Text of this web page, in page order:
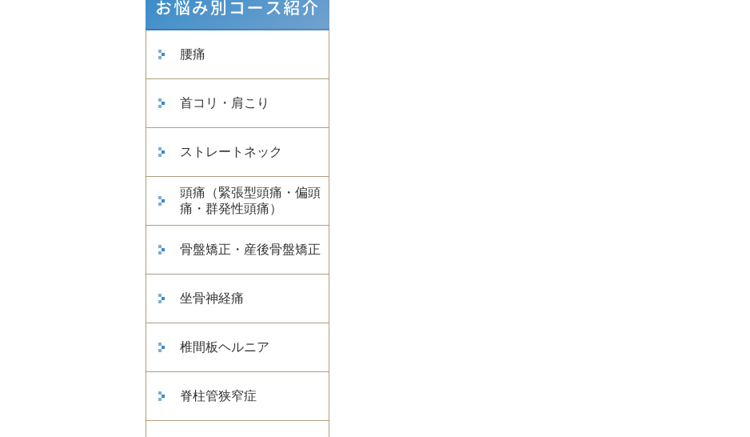
腰痛
首コリ・肩こり
ストレートネック
頭痛（緊張型頭痛・偏頭
痛・群発性頭痛）
骨盤矯正・産後骨盤矯正
坐骨神経痛
椎間板ヘルニア
脊柱管狭窄症